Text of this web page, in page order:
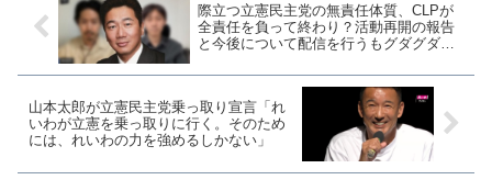
際立つ立憲民主党の無責任体質、CLPが
全責任を負って終わり？活動再開の報告
と今後について配信を行うもグダグダで
山本太郎が立憲民主党乗っ取り宣言「れ
いわが立憲を乗っ取りに行く。そのため
には、れいわの力を強めるしかない」